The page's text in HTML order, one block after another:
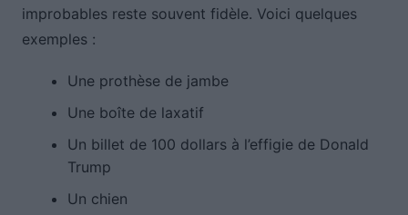
improbables reste souvent fidèle. Voici quelques
exemples :
Une prothèse de jambe
Une boîte de laxatif
Un billet de 100 dollars à l’effigie de Donald
Trump
Un chien